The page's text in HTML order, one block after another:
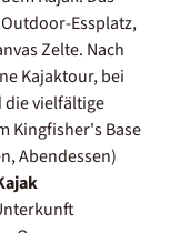
Essplatz,
Zelte. Nach
Kajaktour, bei
die vielfältige
Kingfisher's Base
Abendessen)